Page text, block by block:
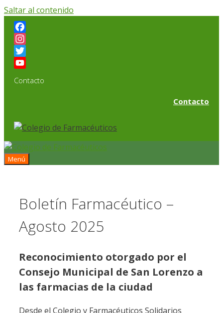
Saltar al contenido
Facebook
Instagram
Twitter
Channel
Contacto
Contacto
Menú
Boletín Farmacéutico –
Agosto 2025
Reconocimiento otorgado por el
Consejo Municipal de San Lorenzo a
las farmacias de la ciudad
Desde el Colegio y Farmacéuticos Solidarios